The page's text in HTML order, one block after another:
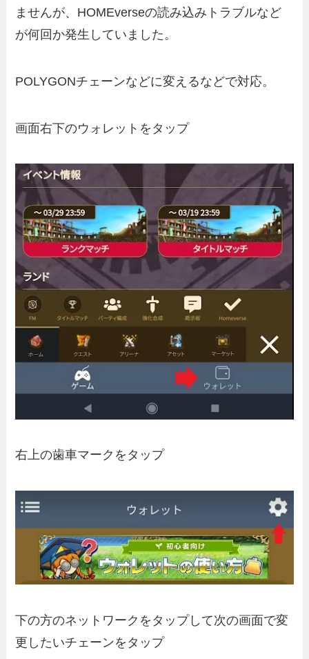
ませんが、HOMEverseの読み込みトラブルなど
が何回か発生していました。
POLYGONチェーンなどに変えるなどで対応。
画面右下のウォレットをタップ
右上の歯車マークをタップ
下の方のネットワークをタップして次の画面で変
更したいチェーンをタップ